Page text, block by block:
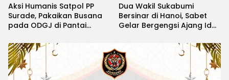
Aksi Humanis Satpol PP
Surade, Pakaikan Busana
pada ODGJ di Pantai
Dua Wakil Sukabumi
Bersinar di Hanoi, Sabet
Gelar Bergengsi Ajang Idol